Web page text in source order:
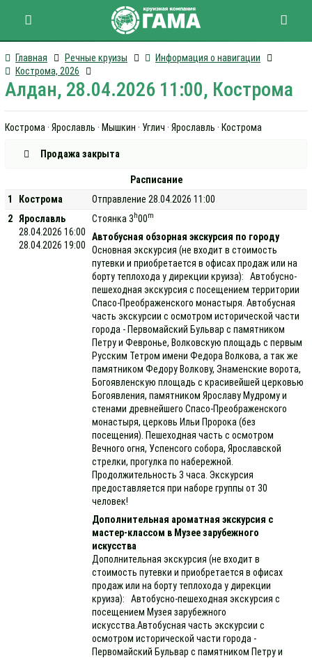
Главная Речные круизы
Информация о навигации
Кострома, 2026
Алдан, 28.04.2026 11:00, Кострома
Кострома · Ярославль · Мышкин · Углич · Ярославль · Кострома
Продажа закрыта
Расписание
1
Кострома
Отправление 28.04.2026 11:00
2
Ярославль
28.04.2026 16:00
28.04.2026 19:00
Стоянка 3 h00m
Автобусная обзорная экскурсия по городу
Основная экскурсия (не входит в стоимость
путевки и приобретается в офисах продаж или на
борту теплохода у дирекции круиза): Автобусно-
пешеходная экскурсия с посещением территории
Спасо-Преображенского монастыря. Автобусная
часть экскурсии с осмотром исторической части
города - Первомайский Бульвар с памятником
Петру и Февронье, Волковскую площадь с первым
Русским Тетром имени Федора Волкова, а так же
памятником Федору Волкову, Знаменские ворота,
Богоявленскую площадь с красивейшей церковью
Богоявления, памятником Ярославу Мудрому и
стенами древнейшего Спасо-Преображенского
монастыря, церковь Ильи Пророка (без
посещения). Пешеходная часть с осмотром
Вечного огня, Успенсого собора, Ярославской
стрелки, прогулка по набережной.
Продолжительность 3 часа. Экскурсия
предоставляется при наборе группы от 30
человек!
Дополнительная ароматная экскурсия с
мастер-классом в Музее зарубежного
искусства
Дополнительная экскурсия (не входит в
стоимость путевки и приобретается в офисах
продаж или на борту теплохода у дирекции
круиза): Автобусно-пешеходная экскурсия с
посещением Музея зарубежного
искусства.Автобусная часть экскурсии с
осмотром исторической части города -
Первомайский Бульвар с памятником Петру и